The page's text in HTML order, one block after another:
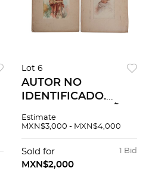
Lot 6
AUTOR NO
IDENTIFICADO.
Y "MÚSICO".
montado sobre
cartón, 29.5 x 19.4 cm
Estimate
MXN$3,000 - MXN$4,000
1 Bid
Sold for
MXN$2,000